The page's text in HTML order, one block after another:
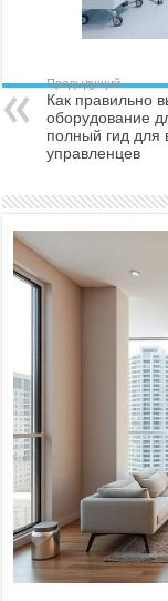
Предыдущий
Как правильно
оборудование
полный гид для
управленцев